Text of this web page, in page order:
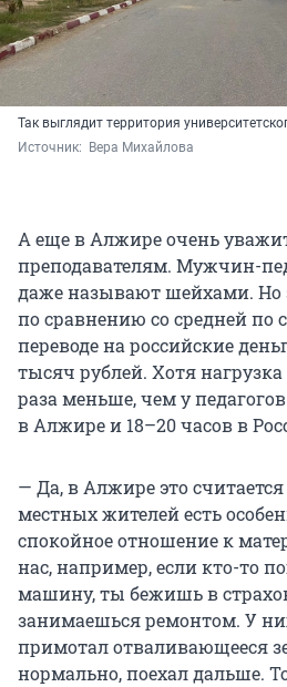
Так выглядит территория
Источник:
Вера Михайлова
А еще в Алжире очень
преподавателям. Мужчин-
даже называют шейхами. Но
по сравнению со средней по
переводе на российские
тысяч рублей. Хотя нагрузка
раза меньше, чем у
в Алжире и 18–20 часов в
— Да, в Алжире это
местных жителей есть
спокойное отношение к
нас, например, если кто-то
машину, ты бежишь в
занимаешься ремонтом. У
примотал отваливающееся
нормально, поехал дальше.